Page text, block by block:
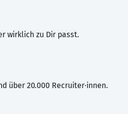
wirklich zu Dir passt.
über 20.000 Recruiter·innen.